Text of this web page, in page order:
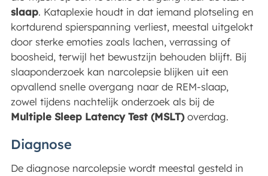
slaap. Kataplexie houdt in dat iemand plotseling en
kortdurend spierspanning verliest, meestal uitgelokt
door sterke emoties zoals lachen, verrassing of
boosheid, terwijl het bewustzijn behouden blijft. Bij
slaaponderzoek kan narcolepsie blijken uit een
opvallend snelle overgang naar de REM-slaap,
zowel tijdens nachtelijk onderzoek als bij de
Multiple Sleep Latency Test (MSLT)overdag.
Diagnose
De diagnose narcolepsie wordt meestal gesteld in